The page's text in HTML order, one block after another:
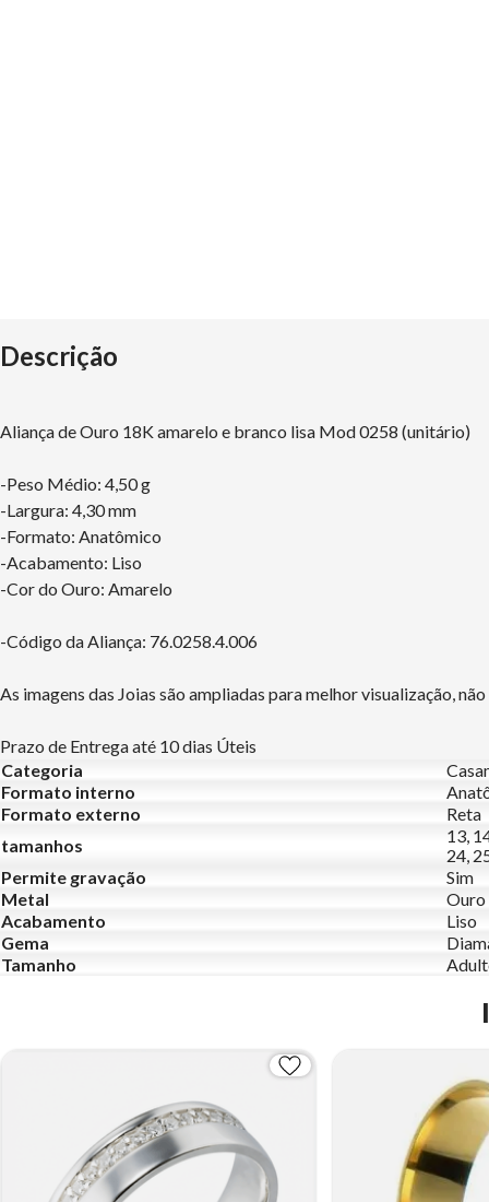
Descrição
Aliança de Ouro 18K amarelo e branco lisa Mod 0258 (unitário)
-Peso Médio: 4,50 g
-Largura: 4,30 mm
-Formato: Anatômico
-Acabamento: Liso
-Cor do Ouro: Amarelo
-Código da Aliança: 76.0258.4.006
As imagens das Joias são ampliadas para melhor visualização,
Prazo de Entrega até 10 dias Úteis
Categoria
Formato interno
Formato externo
Reta
tamanhos
13,
24,
Permite gravação
Sim
Metal
Ouro
Acabamento
Liso
Gema
Tamanho